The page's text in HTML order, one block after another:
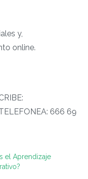
y,
online.
666 69
el Aprendizaje